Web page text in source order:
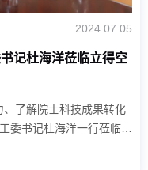
2024.07.05
记杜海洋莅临立得空
了解院士科技成果转化
委书记杜海洋一行莅临立
晟、副总裁李大军陪同调